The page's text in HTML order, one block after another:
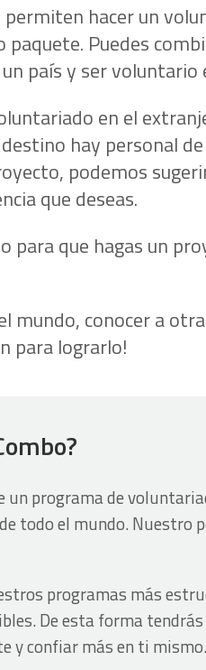
hacer un
paquete. Puedes
país y ser
en el
hay personal
podemos
que deseas.
para que hagas un
mundo, conocer a
para lograrlo!
un programa de
todo el mundo. Nuestro
programas más
De esta forma
y confiar más en ti mismo.